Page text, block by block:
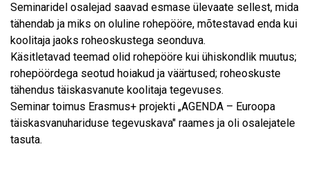
Seminaridel osalejad saavad esmase ülevaate sellest, mida
tähendab ja miks on oluline rohepööre, mõtestavad enda kui
koolitaja jaoks roheoskustega seonduva.
Käsitletavad teemad olid rohepööre kui ühiskondlik muutus;
rohepöördega seotud hoiakud ja väärtused; roheoskuste
tähendus täiskasvanute koolitaja tegevuses.
Seminar toimus Erasmus+ projekti „AGENDA – Euroopa
täiskasvanuhariduse tegevuskava" raames ja oli osalejatele
tasuta.